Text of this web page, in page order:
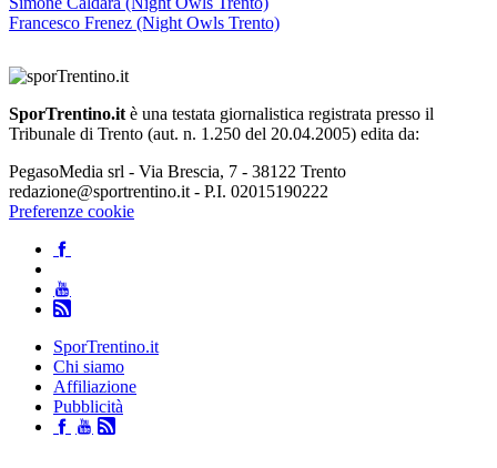
Francesco Frenez (Night Owls Trento)
SporTrentino.it è una testata giornalistica registrata presso il
Tribunale di Trento (aut. n. 1.250 del 20.04.2005) edita da:
PegasoMedia srl - Via Brescia, 7 - 38122 Trento
redazione@sportrentino.it - P.I. 02015190222
Preferenze cookie
SporTrentino.it
Chi siamo
Affiliazione
Pubblicità